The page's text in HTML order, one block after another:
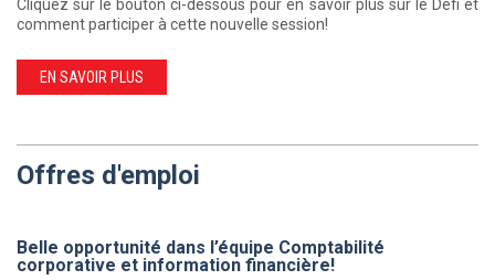
Cliquez sur le bouton ci-dessous pour en savoir plus sur le Défi et
comment participer à cette nouvelle session!
EN SAVOIR PLUS
Offres d'emploi
Belle opportunité dans l’équipe Comptabilité
corporative et information financière!